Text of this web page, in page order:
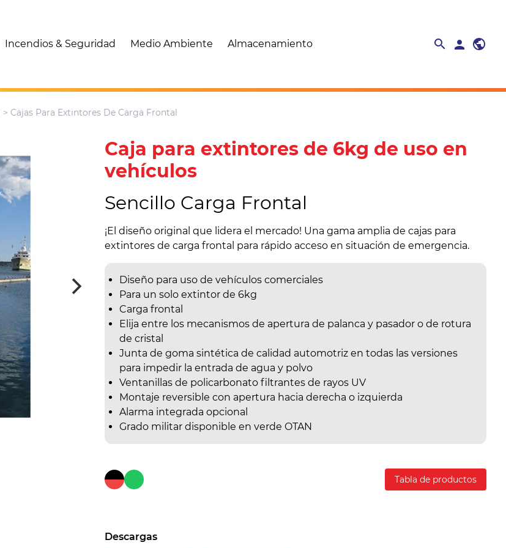
Incendios & Seguridad Medio Ambiente Almacenamiento searchclose
search person public
> Cajas Para Extintores De Carga Frontal
Caja para extintores de 6kg de uso en
vehículos
Sencillo Carga Frontal
¡El diseño original que lidera el mercado! Una gama amplia de cajas para
extintores de carga frontal para rápido acceso en situación de emergencia.
Diseño para uso de vehículos comerciales
Para un solo extintor de 6kg
Carga frontal
Elija entre los mecanismos de apertura de palanca y pasador o de rotura
de cristal
Junta de goma sintética de calidad automotriz en todas las versiones
para impedir la entrada de agua y polvo
Ventanillas de policarbonato filtrantes de rayos UV
Montaje reversible con apertura hacia derecha o izquierda
Alarma integrada opcional
Grado militar disponible en verde OTAN
Tabla de productos
Descargas